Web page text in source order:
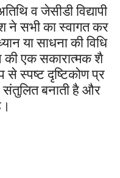
वजेसीडीविद्यापी
नेसभीकास्वागतकर
यासाधनाकीविधि
कीएकसकारात्मकशै
सेस्पष्टदृष्टिकोणप्र
संतुलितबनातीहैऔर